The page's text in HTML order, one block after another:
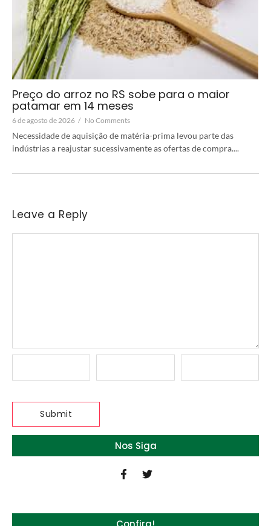
Preço do arroz no RS sobe para o maior
patamar em 14 meses
6 de agosto de 2026 / No Comments
Necessidade de aquisição de matéria-prima levou parte das
indústrias a reajustar sucessivamente as ofertas de compra....
Leave a Reply
Nos Siga